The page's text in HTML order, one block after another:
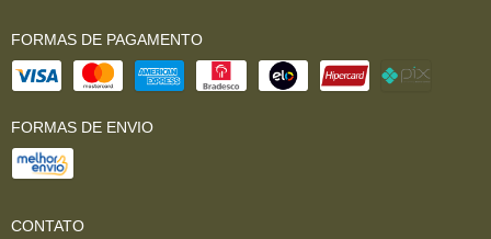
FORMAS DE PAGAMENTO
FORMAS DE ENVIO
CONTATO